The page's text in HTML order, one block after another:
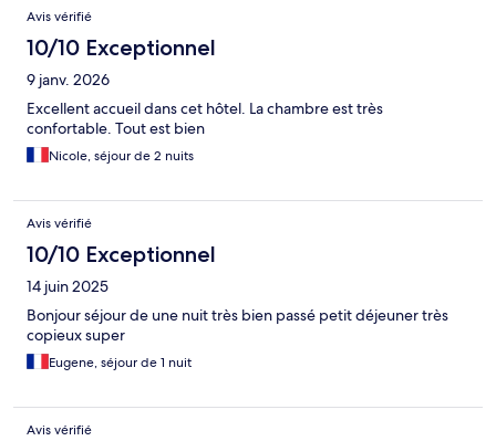
Avis vérifié
10/10 Exceptionnel
9 janv. 2026
Excellent accueil dans cet hôtel. La chambre est très
confortable. Tout est bien
Nicole, séjour de 2 nuits
Avis vérifié
10/10 Exceptionnel
14 juin 2025
Bonjour séjour de une nuit très bien passé petit déjeuner très
copieux super
Eugene, séjour de 1 nuit
Avis vérifié